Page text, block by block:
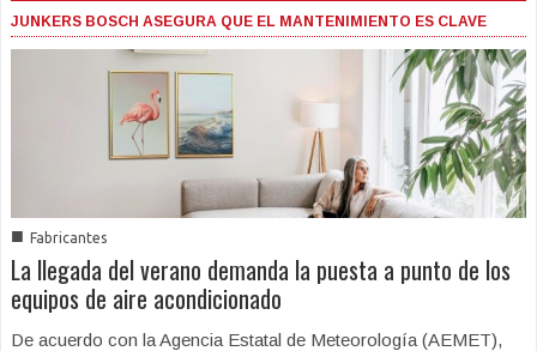
JUNKERS BOSCH ASEGURA QUE EL MANTENIMIENTO ES CLAVE
■ Fabricantes
La llegada del verano demanda la puesta a punto de los
equipos de aire acondicionado
De acuerdo con la Agencia Estatal de Meteorología (AEMET),